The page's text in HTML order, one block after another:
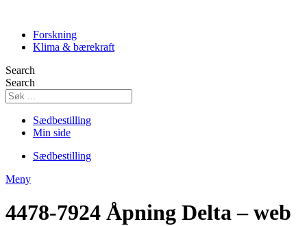
contentForskning
Klima & bærekraft
Search
Search
Sædbestilling
Min side
Sædbestilling
Meny
4478-7924 Åpning Delta – web